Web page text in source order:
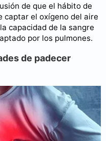
de que el hábito de
captar el oxígeno del aire
capacidad de la sangre
por los pulmones.
de padecer